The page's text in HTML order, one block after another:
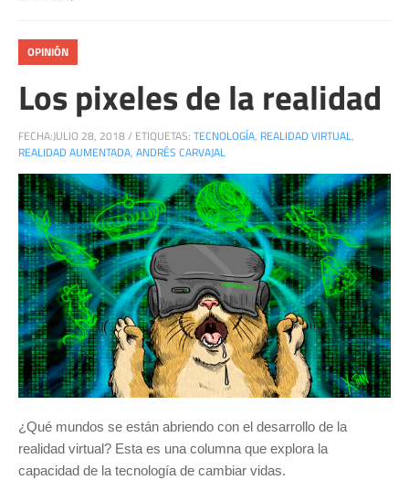
OPINIÓN
Los pixeles de la realidad
FECHA:JULIO 28, 2018/ ETIQUETAS: TECNOLOGÍA, REALIDAD VIRTUAL,
REALIDAD AUMENTADA, ANDRÉS CARVAJAL
¿Qué mundos se están abriendo con el desarrollo de la
realidad virtual? Esta es una columna que explora la
capacidad de la tecnología de cambiar vidas.